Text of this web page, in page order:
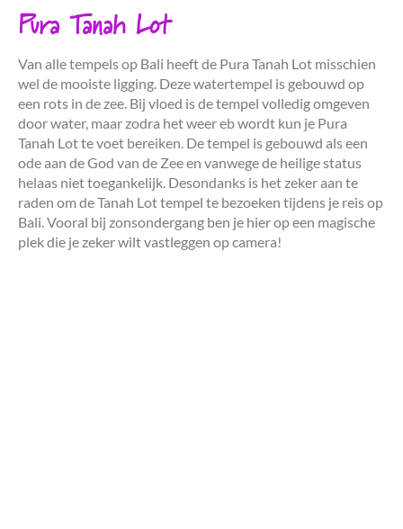
Pura Tanah Lot
Van alle tempels op Bali heeft de Pura Tanah Lot misschien
wel de mooiste ligging. Deze watertempel is gebouwd op
een rots in de zee. Bij vloed is de tempel volledig omgeven
door water, maar zodra het weer eb wordt kun je Pura
Tanah Lot te voet bereiken. De tempel is gebouwd als een
ode aan de God van de Zee en vanwege de heilige status
helaas niet toegankelijk. Desondanks is het zeker aan te
raden om de Tanah Lot tempel te bezoeken tijdens je reis op
Bali. Vooral bij zonsondergang ben je hier op een magische
plek die je zeker wilt vastleggen op camera!